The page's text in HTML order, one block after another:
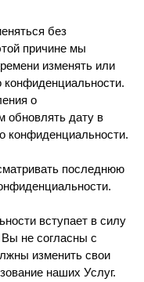
без
причине мы
изменять или
о
обновлять дату в
конфиденциальности.
последнюю
вступает в силу
не согласны с
изменить свои
наших Услуг.